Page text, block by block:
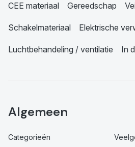
CEE materiaal Gereedschap
Schakelmateriaal Elektrische
Luchtbehandeling / ventilatie In
Algemeen
Categorieën